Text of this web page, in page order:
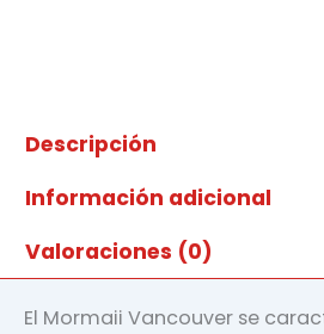
Descripción
Información adicional
Valoraciones (0)
El Mormaii Vancouver se